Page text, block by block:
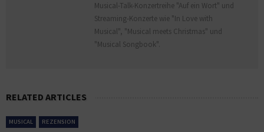
Musical-Talk-Konzertreihe "Auf ein Wort" und
Streaming-Konzerte wie "In Love with
Musical", "Musical meets Christmas" und
"Musical Songbook".
RELATED ARTICLES
MUSICAL REZENSION